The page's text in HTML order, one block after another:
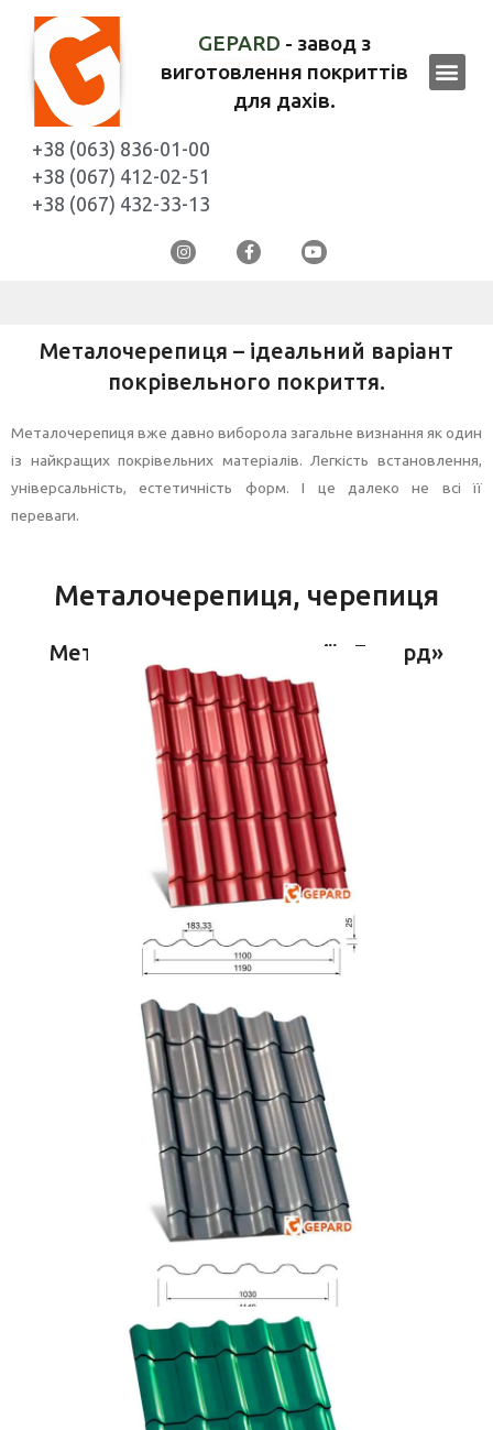
GEPARD - завод з
виготовлення покриттів
для дахів.
+38 (063) 836-01-00
+38 (067) 412-02-51
+38 (067) 432-33-13
Металочерепиця – ідеальний варіант
покрівельного покриття.
Металочерепиця вже давно виборола загальне визнання як один
із найкращих покрівельних матеріалів. Легкість встановлення,
універсальність, естетичність форм. І це далеко не всі її
переваги.
Металочерепиця, черепиця
Металочерепиця компанії «Гепард»
Clasic
Докладніше
Лома Лінда
Докладніше